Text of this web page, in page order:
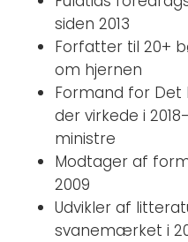
siden 2013
Forfatter til 20+
om hjernen
Formand for Det
der virkede i
ministre
Modtager af
2009
Udvikler af
svanemærket i